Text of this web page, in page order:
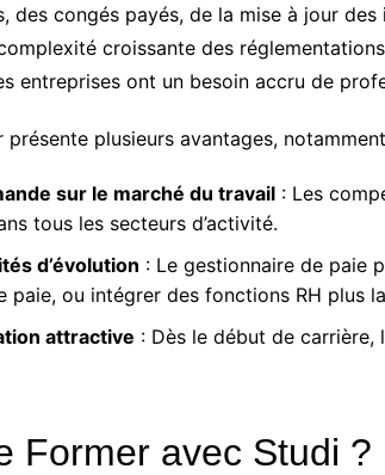
des congés payés, de la mise à jour
croissante des
entreprises ont un besoin accru de
présente plusieurs avantages,
sur le marché du travail : Les
tous les secteurs d’activité.
d’évolution : Le gestionnaire de paie
paie, ou intégrer des fonctions RH plus
attractive : Dès le début de carrière,
Former avec Studi ?